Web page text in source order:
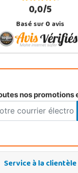
0,0/5
Basé sur0avis
nos promotions
Service à la clientèle